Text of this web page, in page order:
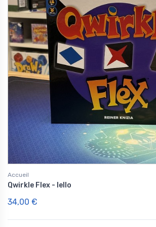
Accueil
Qwirkle Flex - Iello
34,00 €